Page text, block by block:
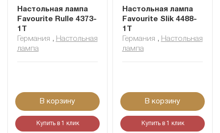
Настольная лампа
Favourite Rulle 4373-
1T
Германия , Настольная
лампа
В корзину
Купить в 1 клик
Настольная лампа
Favourite Slik 4488-
1T
Германия , Настольная
лампа
В корзину
Купить в 1 клик